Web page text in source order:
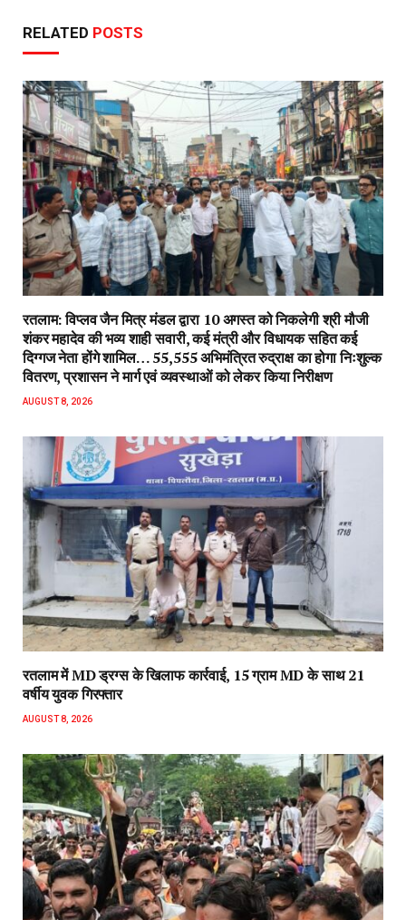
RELATED POSTS
रतलाम: विप्लव जैन मित्र मंडल द्वारा 10 अगस्त को निकलेगी श्री मौजी
शंकर महादेव की भव्य शाही सवारी, कई मंत्री और विधायक सहित कई
दिग्गज नेता होंगे शामिल… 55,555 अभिमंत्रित रुद्राक्ष का होगा निःशुल्क
वितरण, प्रशासन ने मार्ग एवं व्यवस्थाओं को लेकर किया निरीक्षण
AUGUST 8, 2026
रतलाम में MD ड्रग्स के खिलाफ कार्रवाई, 15 ग्राम MD के साथ 21
वर्षीय युवक गिरफ्तार
AUGUST 8, 2026